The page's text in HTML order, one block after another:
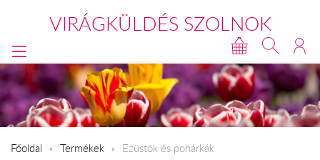
VIRÁGKÜLDÉS SZOLNOK
Főoldal Termékek Ezüstök és pohárkák